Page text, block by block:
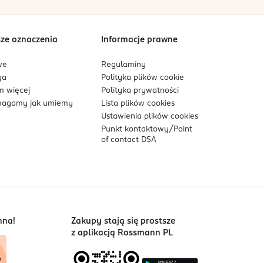
Sortowanie wgdata: od najnowszej
oznaczenia
więcej
jak umiemy
Informacje prawne
Regulaminy
Polityka plikówcookie
Polityka prywatności
Lista plikówcookies
Ustawienia plikówcookies
Punkt kontaktowy/ Point
of contact DSA
Zakupy stają się prostsze
z aplikacją Rossmann PL